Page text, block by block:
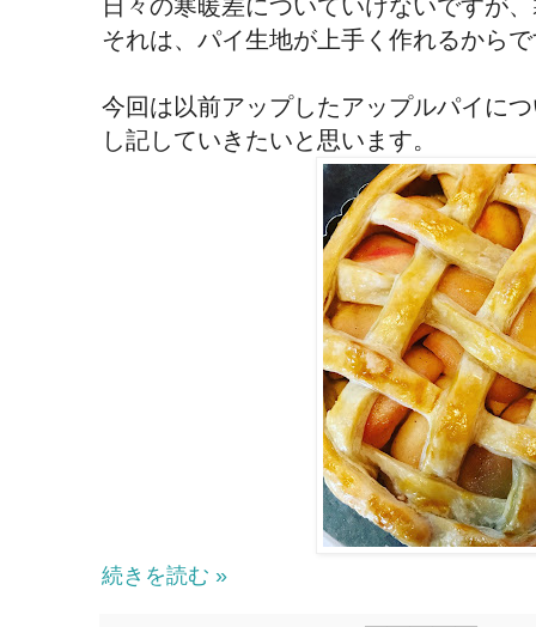
日々の寒暖差についていけないですが
それは、パイ生地が上手く作れるから
今回は以前アップしたアップルパイに
し記していきたいと思います。
続きを読む »